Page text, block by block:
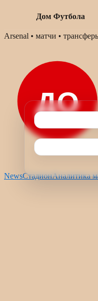
Дом Футбола
Skip
Arsenal • матчи •
NewsСтадионАналитика